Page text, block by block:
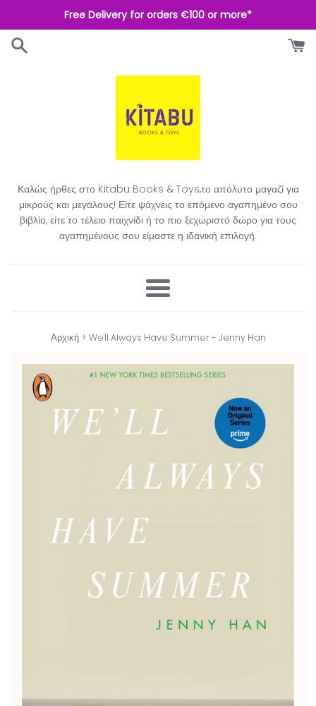
στο
περιεχόμενο
Free Delivery for orders €100 or more*
Καλώς ήρθες στο Kitabu Books & Toys,το απόλυτο μαγαζί για
μικρούς και μεγάλους! Είτε ψάχνεις το επόμενο αγαπημένο σου
βιβλίο, είτε το τέλειο παιχνίδι ή το πιο ξεχωριστό δώρο για τους
αγαπημένους σου είμαστε η ιδανική επιλογή.​
Μενού
Αρχική › We'll Always Have Summer - Jenny Han